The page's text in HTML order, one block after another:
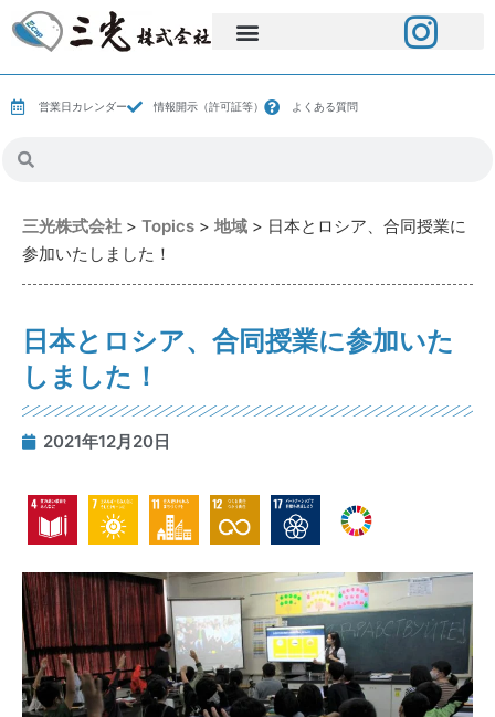
営業日カレンダー 情報開示（許可証等） よくある質問
三光株式会社 > Topics > 地域 > 日本とロシア、合同授業に
参加いたしました！
日本とロシア、合同授業に参加いた
しました！
2021年12月20日